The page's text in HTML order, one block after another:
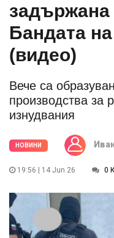
задържана
Бандата
(видео)
Вече са
производства за
изнудвания
НОВИНИ
19:56 | 14 Jun 26 0